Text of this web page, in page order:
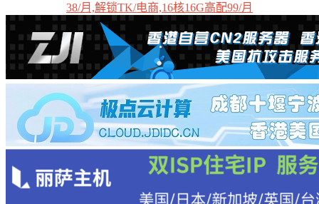
38/月,解锁TK/电商,16核16G高配99/月